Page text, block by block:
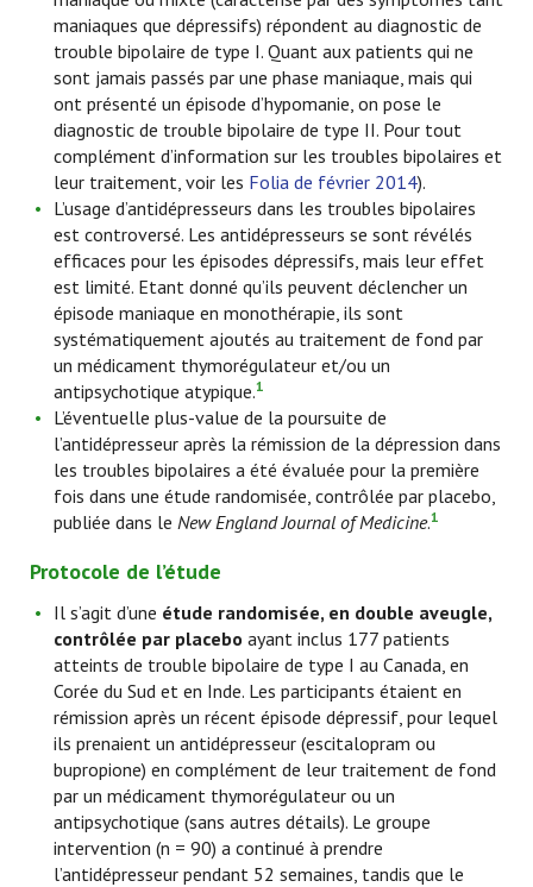
maniaques que dépressifs) répondent au diagnostic de
trouble bipolaire de type I. Quant aux patients qui ne
sont jamais passés par une phase maniaque, mais qui
ont présenté un épisode d’hypomanie, on pose le
diagnostic de trouble bipolaire de type II. Pour tout
complément d’information sur les troubles bipolaires et
leur traitement, voir les Folia de février 2014).
L’usage d’antidépresseurs dans les troubles bipolaires
est controversé. Les antidépresseurs se sont révélés
efficaces pour les épisodes dépressifs, mais leur effet
est limité. Etant donné qu’ils peuvent déclencher un
épisode maniaque en monothérapie, ils sont
systématiquement ajoutés au traitement de fond par
un médicament thymorégulateur et/ou un
antipsychotique atypique.1
L’éventuelle plus-value de la poursuite de
l’antidépresseur après la rémission de la dépression dans
les troubles bipolaires a été évaluée pour la première
fois dans une étude randomisée, contrôlée par placebo,
publiée dans le New England Journal of Medicine.1
Protocole de l’étude
Il s’agit d’une étude randomisée, en double aveugle,
contrôlée par placebo ayant inclus 177 patients
atteints de trouble bipolaire de type I au Canada, en
Corée du Sud et en Inde. Les participants étaient en
rémission après un récent épisode dépressif, pour lequel
ils prenaient un antidépresseur (escitalopram ou
bupropione) en complément de leur traitement de fond
par un médicament thymorégulateur ou un
antipsychotique (sans autres détails). Le groupe
intervention (n = 90) a continué à prendre
l’antidépresseur pendant 52 semaines, tandis que le